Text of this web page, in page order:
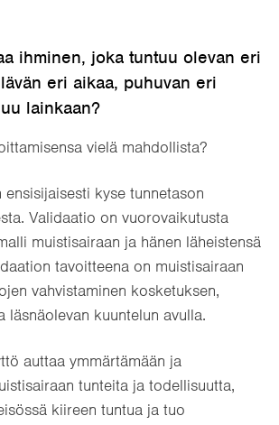
ihminen, joka tuntuu olevan eri
eri aikaa, puhuvan eri
lainkaan?
vielä mahdollista?
kyse tunnetason
Validaatio on vuorovaikutusta
muistisairaan ja hänen läheistensä
tavoitteena on muistisairaan
vahvistaminen kosketuksen,
läsnäolevan kuuntelun avulla.
auttaa ymmärtämään ja
tunteita ja todellisuutta,
kiireen tuntua ja tuo